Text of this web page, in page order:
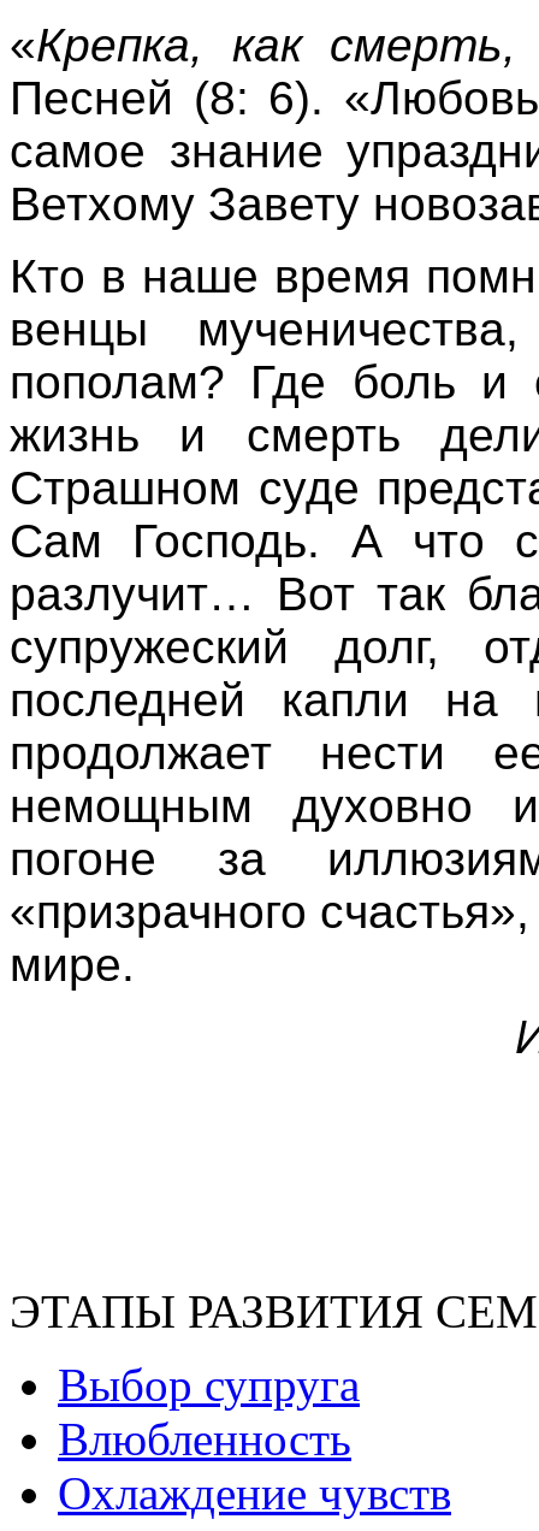
«Крепка, как смерть,
Песней (8: 6). «Любовь
самое знание
Ветхому Завету
Кто в наше время
венцы
пополам? Где боль и
жизнь и смерть
Страшном суде
Сам Господь. А что
разлучит… Вот так
супружеский долг,
последней капли на
продолжает нести
немощным духовно
погоне за
«призрачного
мире.
ЭТАПЫ РАЗВИТИЯ
Выбор супруга
Влюбленность
Охлаждение чувств